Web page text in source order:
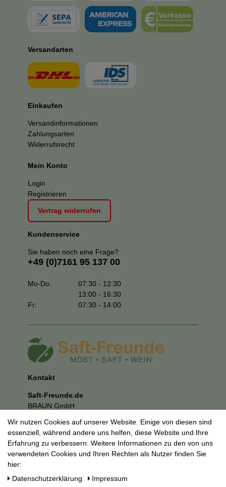
Versandarten
Einkaufen
Versandinformationen
Zahlungsarten
Widerrufsrecht
Mein Konto
Login
Registrieren
Vertrag widerrufen
Kundenservice
Sie haben noch eine Frage?
+49 (0)7161 95 137 00
Mo-Do:
07:30 - 12:30
13:00 - 16:30
Fr:
07:30 - 14:00
Kontakt
Saft-Freunde.de
BRAUN GmbH
73037 Göppingen
E-Mail:mail@saft-freunde.de
Unternehmen
Impressum
Wir nutzen Cookies auf unserer Website. Einige von diesen sind
essenziell, während andere uns helfen, diese Website und Ihre
Erfahrung zu verbessern. Weitere Informationen zu den von uns
verwendeten Cookies und Ihren Rechten als Nutzer finden Sie
hier:
Daten­schutz­erklärung
Impressum